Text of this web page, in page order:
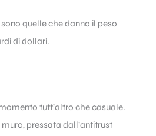
quelle che danno il peso
di dollari.
tutt’altro che casuale.
pressata dall’antitrust